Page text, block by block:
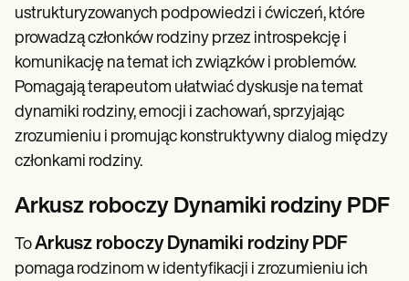
ustrukturyzowanych podpowiedzi i ćwiczeń, które
prowadzą członków rodziny przez introspekcję i
komunikację na temat ich związków i problemów.
Pomagają terapeutom ułatwiać dyskusje na temat
dynamiki rodziny, emocji i zachowań, sprzyjając
zrozumieniu i promując konstruktywny dialog między
członkami rodziny.
Arkusz roboczy Dynamiki rodziny PDF
ToArkusz roboczy Dynamiki rodziny PDF
pomaga rodzinom w identyfikacji i zrozumieniu ich